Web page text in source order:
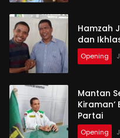
Hamzah
dan
Opening
Mantan
Kiraman‘
Partai
Opening